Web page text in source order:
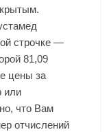
строчке —
81,09
цены за
или
что Вам
отчислений